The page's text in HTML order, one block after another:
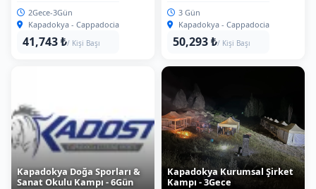
2Gece-3Gün
Kapadokya - Cappadocia
41,743 ₺/ Kişi Başı
3 Gün
Kapadokya - Cappadocia
50,293 ₺/ Kişi Başı
Kapadokya Doğa Sporları &
Sanat Okulu Kampı - 6Gün
Kapadokya Kurumsal Şirket
Kampı - 3Gece